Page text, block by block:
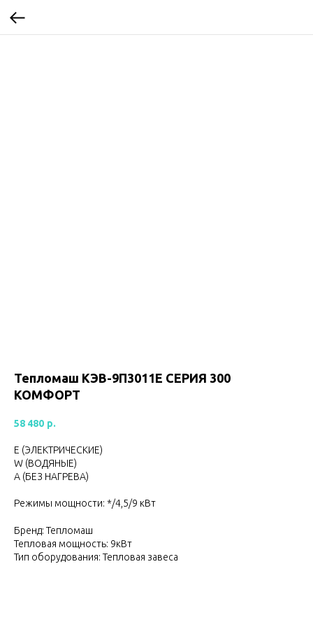
Тепломаш КЭВ-9П3011Е CЕРИЯ 300
КОМФОРТ
58 480 р.
Е (ЭЛЕКТРИЧЕСКИЕ)
W (ВОДЯНЫЕ)
А (БЕЗ НАГРЕВА)
Режимы мощности: */4,5/9 кВт
Бренд: Тепломаш
Тепловая мощность: 9кВт
Тип оборудования: Тепловая завеса